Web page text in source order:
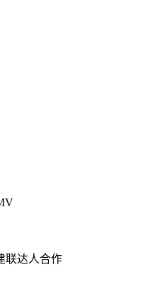
联达人合作